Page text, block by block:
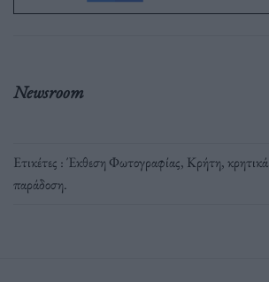
Newsroom
Ετικέτες :Έκθεση Φωτογραφίας, Κρήτη,
παράδοση.